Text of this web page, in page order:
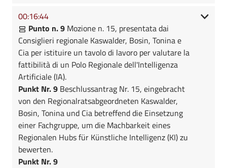
00:16:44
Punto n. 9 Mozione n. 15, presentata dai
Consiglieri regionale Kaswalder, Bosin, Tonina e
Cia per istituire un tavolo di lavoro per valutare la
fattibilità di un Polo Regionale dell'Intelligenza
Artificiale (IA).
Punkt Nr. 9 Beschlussantrag Nr. 15, eingebracht
von den Regionalratsabgeordneten Kaswalder,
Bosin, Tonina und Cia betreffend die Einsetzung
einer Fachgruppe, um die Machbarkeit eines
Regionalen Hubs für Künstliche Intelligenz (KI) zu
bewerten.
Punkt Nr. 9